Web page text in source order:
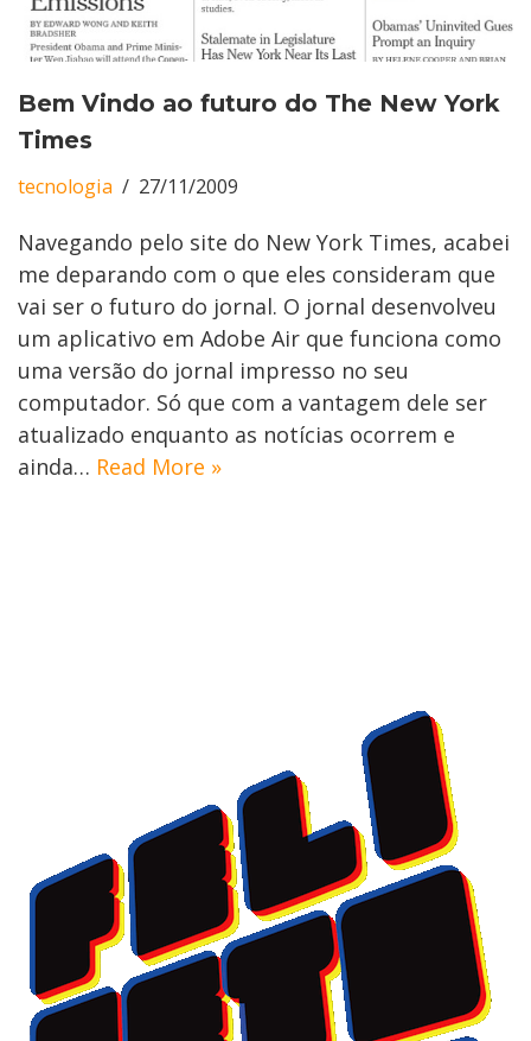
Bem Vindo ao futuro do The New York
Times
tecnologia 27/11/2009
Navegando pelo site do New York Times, acabei
me deparando com o que eles consideram que
vai ser o futuro do jornal. O jornal desenvolveu
um aplicativo em Adobe Air que funciona como
uma versão do jornal impresso no seu
computador. Só que com a vantagem dele ser
atualizado enquanto as notícias ocorrem e
ainda… Read More »